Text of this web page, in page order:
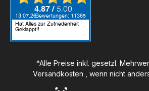
*Alle Preise inkl. gesetzl.
Versandkosten , wenn nicht